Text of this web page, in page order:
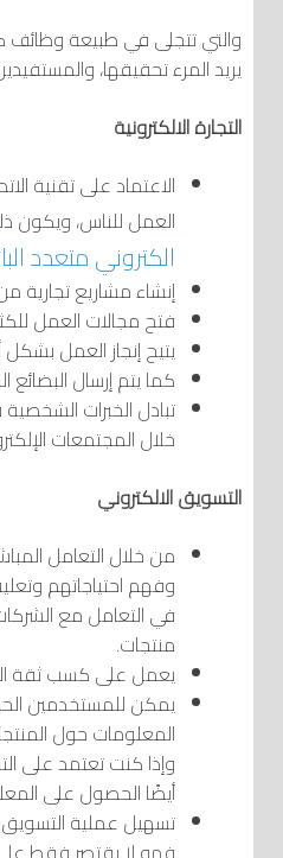
والتي تتجلى في طبيعة وظائف
يريد المرء تحقيقها،
التجارة الالكترونية
الاعتماد على تقنية
العمل للناس،
الكتروني متعدد
إنشاء مشاريع تجارية
فتح مجالات العمل
يتيح إنجاز العمل
كما يتم إرسال البضائع
تبادل الخبرات
خلال المجتمعات
التسويق الالكتروني
من خلال التعامل
وفهم احتياجاتهم
في التعامل مع
منتجات.
يعمل على كسب ثقة
يمكن للمستخدمين
المعلومات حول
وإذا كنت تعتمد على
أيضًا الحصول على
تسهيل عملية التسويق